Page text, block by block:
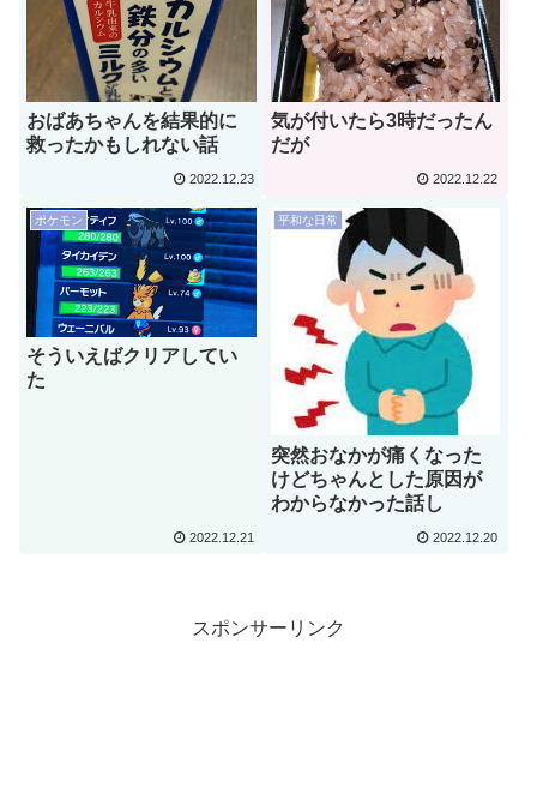
おばあちゃんを結果的に
救ったかもしれない話
2022.12.23
気が付いたら3時だったん
だが
2022.12.22
ポケモン
そういえばクリアしてい
た
2022.12.21
平和な日常
突然おなかが痛くなった
けどちゃんとした原因が
わからなかった話し
2022.12.20
スポンサーリンク